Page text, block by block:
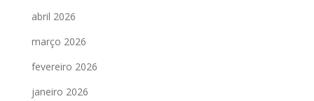
abril 2026
março 2026
fevereiro 2026
janeiro 2026